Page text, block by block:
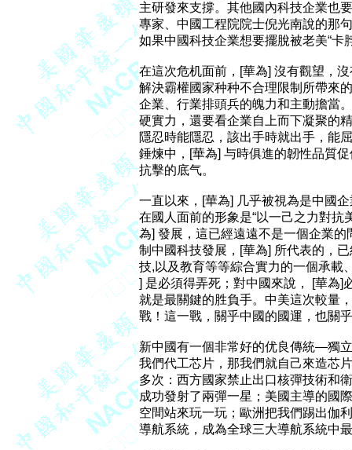
主研發來支撐。其他國內科技企業也
專家、中國工程院院士倪光南說的那
如果中國科技企業想要擺脫被老美“卡
在這次危机面前，[華為] 沒有觀望，
解決霸權國家种种不合理限制所帶來
企業、行業排頭兵的魄力和主動擔當
硬實力，還要看企業自上而下凝聚的
隱忍時能隱忍，該出手時就出手，能
錘煉中，[華為] 与時俱進的韌性品質
抗擊的底气。
一直以來，[華為] 几乎被視為是中國
在國人面前的形象是“以一己之力對抗
為] 發展，這已經遠遠不是一個企業
制中國科技發展，[華為] 所代表的，
技,以及教育等等綜合實力的一個承載
] 是必須得弄死；對中國來說， [華為
就是最關鍵的胜負手。中美這次較量
戰！這一戰，關乎中國的國運，也關
新中國有一個非常好的优良傳統—獨
我們代工芯片，那我們就自己來造芯
多次：西方國家禁止出口核彈技術和
成功發射了兩彈一星；美國主導的國
空間站來玩一玩；歐洲把我們踢出伽
導航系統，成為全球三大導航系統中